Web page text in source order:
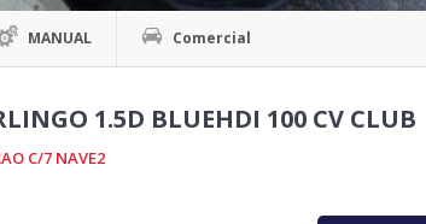
MANUAL Comercial
1.5D BLUEHDI 100 CV CLUB
C/7 NAVE2